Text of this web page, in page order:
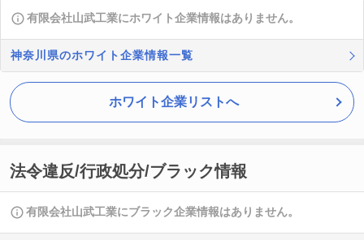
有限会社山武工業にホワイト企業情報はありません。
神奈川県のホワイト企業情報一覧
ホワイト企業リストへ
法令違反/行政処分/ブラック情報
有限会社山武工業にブラック企業情報はありません。